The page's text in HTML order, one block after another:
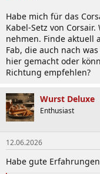
Habe mich für das
Kabel-Setz von
nehmen. Finde aktuell
Fab, die auch nach
hier gemacht oder
Richtung empfehlen?
Wurst Deluxe
Enthusiast
12.06.2026
Habe gute